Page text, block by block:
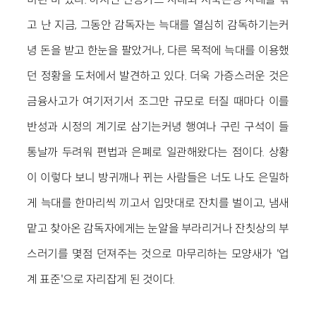
고 난 지금, 그동안 감독자는 늑대를 열심히 감독하기는커
녕 돈을 받고 한눈을 팔았거나, 다른 목적에 늑대를 이용했
던 정황을 도처에서 발견하고 있다. 더욱 가증스러운 것은
금융사고가 여기저기서 조그만 규모로 터질 때마다 이를
반성과 시정의 계기로 삼기는커녕 행여나 구린 구석이 들
통날까 두려워 편법과 은폐로 일관해왔다는 점이다. 상황
이 이렇다 보니 방귀깨나 뀌는 사람들은 너도 나도 은밀하
게 늑대를 한마리씩 끼고서 입맛대로 잔치를 벌이고, 냄새
맡고 찾아온 감독자에게는 눈알을 부라리거나 잔칫상의 부
스러기를 몇점 던져주는 것으로 마무리하는 모양새가 '업
계 표준'으로 자리잡게 된 것이다.